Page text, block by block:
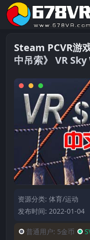
Steam PCVR游
中吊索》 VR
资源分类: 体育/运动
发布时间: 2022-01-04
普通用户: 5金币